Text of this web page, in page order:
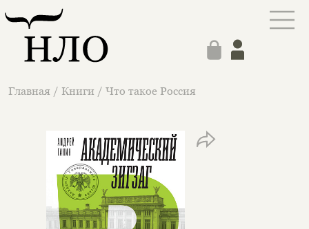
Главная / Книги / Что такое Россия